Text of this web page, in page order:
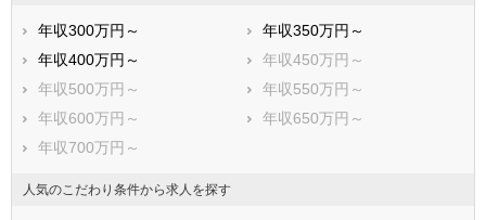
年収300万円～
年収350万円～
年収400万円～
年収450万円～
年収500万円～
年収550万円～
年収600万円～
年収650万円～
年収700万円～
人気のこだわり条件から求人を探す